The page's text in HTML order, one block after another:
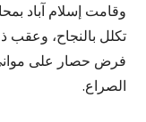
وقامت إسلام آباد
تكلل بالنجاح، وعقب
فرض حصار على موانئ
الصراع.